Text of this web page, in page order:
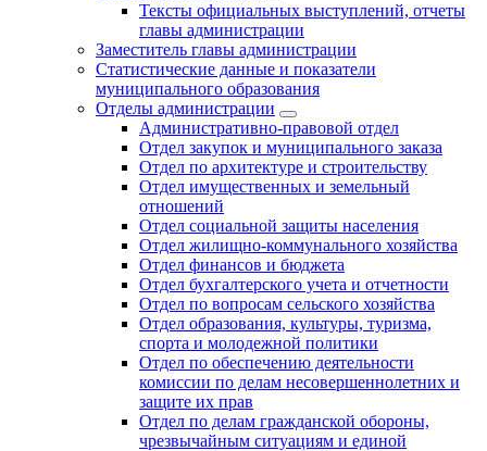
Тексты официальных выступлений, отчеты
главы администрации
Заместитель главы администрации
Статистические данные и показатели
муниципального образования
Отделы администрации
Административно-правовой отдел
Отдел закупок и муниципального заказа
Отдел по архитектуре и строительству
Отдел имущественных и земельный
отношений
Отдел социальной защиты населения
Отдел жилищно-коммунального хозяйства
Отдел финансов и бюджета
Отдел бухгалтерского учета и отчетности
Отдел по вопросам сельского хозяйства
Отдел образования, культуры, туризма,
спорта и молодежной политики
Отдел по обеспечению деятельности
комиссии по делам несовершеннолетних и
защите их прав
Отдел по делам гражданской обороны,
чрезвычайным ситуациям и единой